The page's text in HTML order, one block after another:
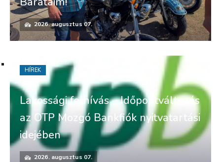
2026. augusztus 07.
Lakossági felhívás – Időpontváltozás
az OTP Mozgó Bankfiók nyitvatartási
idejében
2026. augusztus 07.
HÍREK